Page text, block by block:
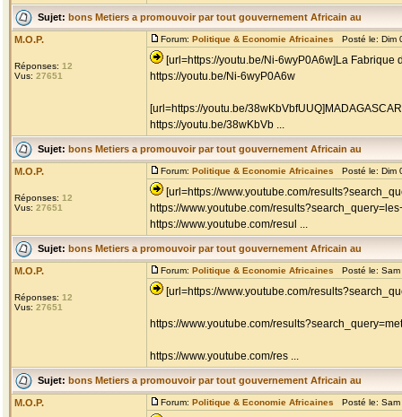
Sujet: bons Metiers a promouvoir par tout gouvernement Africain au
M.O.P.
Réponses: 12
Vus: 27651
Forum: Politique & Economie Africaines Posté le: Dim
[url=https://youtu.be/Ni-6wyP0A6w]La Fabrique
https://youtu.be/Ni-6wyP0A6w
[url=https://youtu.be/
https://youtu.be/38wKbVb ...
Sujet: bons Metiers a promouvoir par tout gouvernement Africain au
M.O.P.
Réponses: 12
Vus: 27651
Forum: Politique & Economie Africaines Posté le: Dim
[url=https://www.youtube.com/
https://www.youtube.com/
https://www.youtube.com/resul ...
Sujet: bons Metiers a promouvoir par tout gouvernement Africain au
M.O.P.
Réponses: 12
Vus: 27651
Forum: Politique & Economie Africaines Posté le:
[url=https://www.youtube.com/
https://www.youtube.com/
https://www.youtube.com/res ...
Sujet: bons Metiers a promouvoir par tout gouvernement Africain au
M.O.P. Forum: Politique & Economie Africaines Posté le: